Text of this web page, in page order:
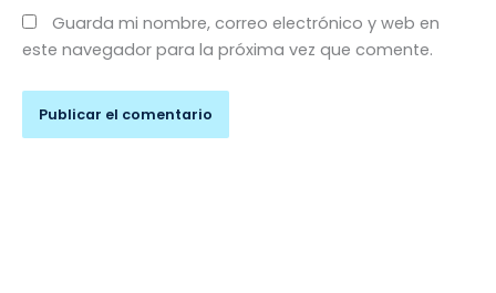
Guarda mi nombre, correo electrónico y web en
este navegador para la próxima vez que comente.